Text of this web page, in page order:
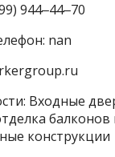
944‒44‒70
nan
Входные
конструкции